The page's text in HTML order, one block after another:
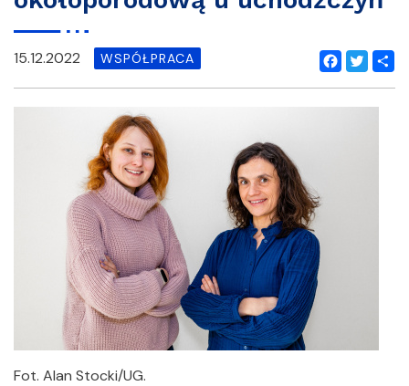
Facebook
Twitter
15.12.2022 WSPÓŁPRACA
Fot. Alan Stocki/UG.